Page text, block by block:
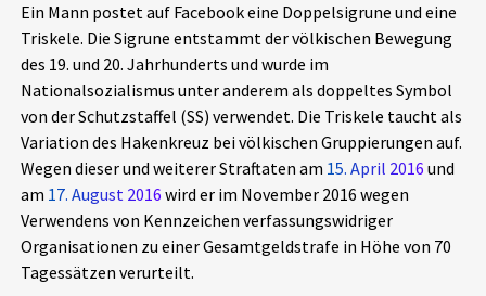
Leipziger Zustände
Schlaglichter
Phänomene
Aktuelles
Ein Mann postet auf Facebook eine Doppelsigrune und eine
Triskele. Die Sigrune entstammt der völkischen Bewegung
des 19. und 20. Jahrhunderts und wurde im
Nationalsozialismus unter anderem als doppeltes Symbol
von der Schutzstaffel (SS) verwendet. Die Triskele taucht als
Variation des Hakenkreuz bei völkischen Gruppierungen auf.
Wegen dieser und weiterer Straftaten am 15. April 2016 und
am 17. August 2016 wird er im November 2016 wegen
Verwendens von Kennzeichen verfassungswidriger
Organisationen zu einer Gesamtgeldstrafe in Höhe von 70
Tagessätzen verurteilt.